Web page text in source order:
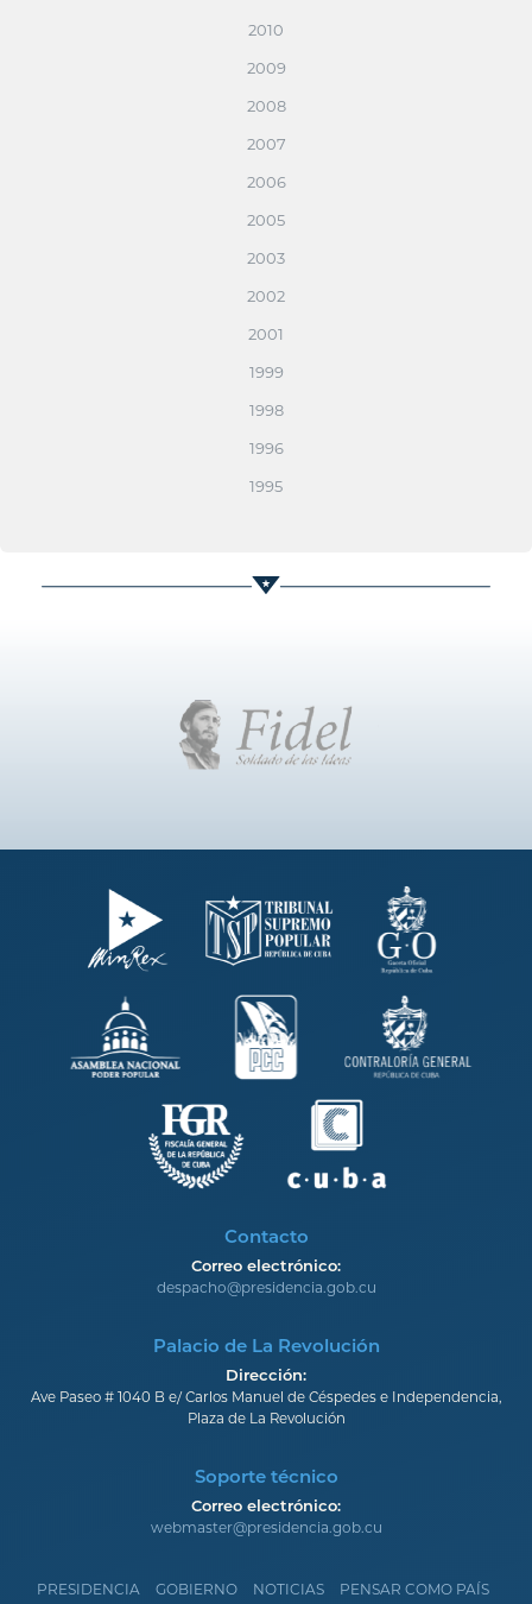
2010
2009
2008
2007
2006
2005
2003
2002
2001
1999
1998
1996
1995
Contacto
Correo electrónico:
despacho@presidencia.gob.cu
Palacio de La Revolución
Dirección:
Ave Paseo # 1040 B e/ Carlos Manuel de Céspedes e Independencia,
Plaza de La Revolución
Soporte técnico
Correo electrónico:
webmaster@presidencia.gob.cu
PRESIDENCIA GOBIERNO NOTICIAS PENSAR COMO PAÍS